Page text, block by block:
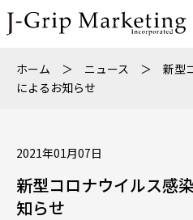
ホーム ＞ ニュース ＞ 新型
によるお知らせ
2021年01月07日
新型コロナウイルス感
知らせ